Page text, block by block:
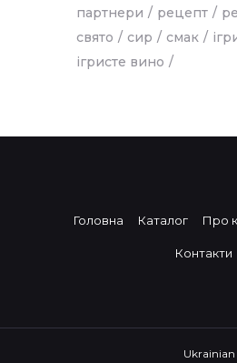
партнери
рецепт
свято
сир смак
ігристе вино
Головна Каталог Про
Контакти
Ukrainian